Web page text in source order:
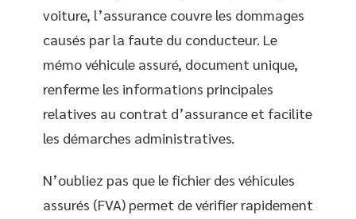
voiture, l’assurance couvre les dommages
causés par la faute du conducteur. Le
mémo véhicule assuré, document unique,
renferme les informations principales
relatives au contrat d’assurance et facilite
les démarches administratives.
N’oubliez pas que le fichier des véhicules
assurés (FVA) permet de vérifier rapidement